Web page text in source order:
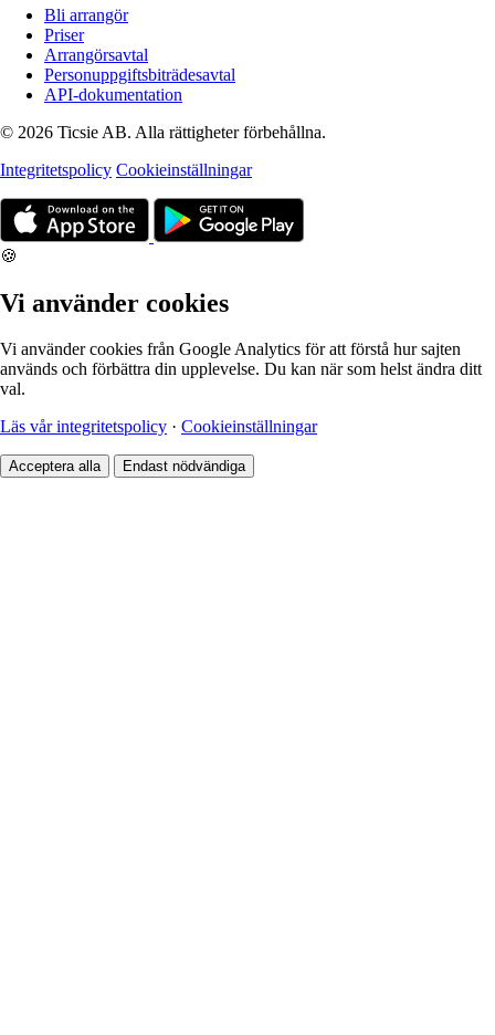
Bli arrangör
Priser
Arrangörsavtal
Personuppgiftsbiträdesavtal
API-dokumentation
© 2026 Ticsie AB. Alla rättigheter förbehållna.
Integritetspolicy Cookieinställningar
🍪
Vi använder cookies
Vi använder cookies från Google Analytics för att förstå hur sajten
används och förbättra din upplevelse. Du kan när som helst ändra ditt
val.
Läs vår integritetspolicy · Cookieinställningar
Acceptera alla Endast nödvändiga